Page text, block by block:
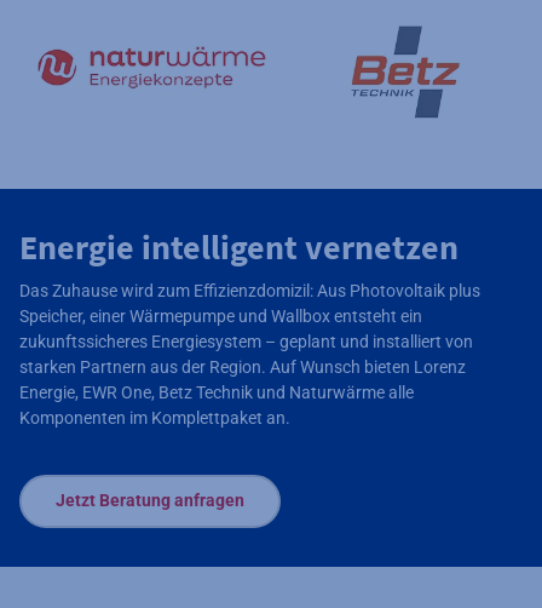
Energie intelligent vernetzen
Das Zuhause wird zum Effizienzdomizil: Aus Photovoltaik plus
Speicher, einer Wärmepumpe und Wallbox entsteht ein
zukunftssicheres Energiesystem – geplant und installiert von
starken Partnern aus der Region. Auf Wunsch bieten Lorenz
Energie, EWR One, Betz Technik und Naturwärme alle
Komponenten im Komplettpaket an.
Jetzt Beratung anfragen